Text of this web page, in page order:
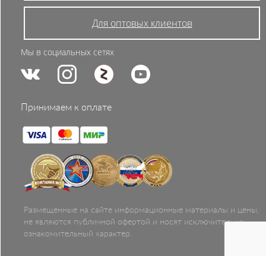
Для оптовых клиентов
Мы в социальных сетях
Принимаем к оплате
Размещенные на сайте информационные материалы и цены,
не являются публичной офертой и носят исключительно
ознакомительный характер.